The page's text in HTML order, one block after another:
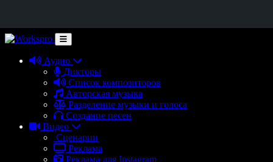
Аудио
Дикторы
Список композиторов
Авторская музыка
Разделение музыки и голоса
Создание песен
Видео
Сценарии
Реклама
Реклама для Instagram